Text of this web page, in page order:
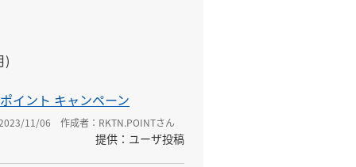
)
イント キャンペーン
11/06 作成者：RKTN.POINTさん
提供：ユーザ投稿